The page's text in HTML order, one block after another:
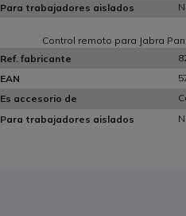
Para trabajadores aislados
Control remoto para Jabra
Ref. fabricante
EAN
Es accesorio de
Para trabajadores aislados